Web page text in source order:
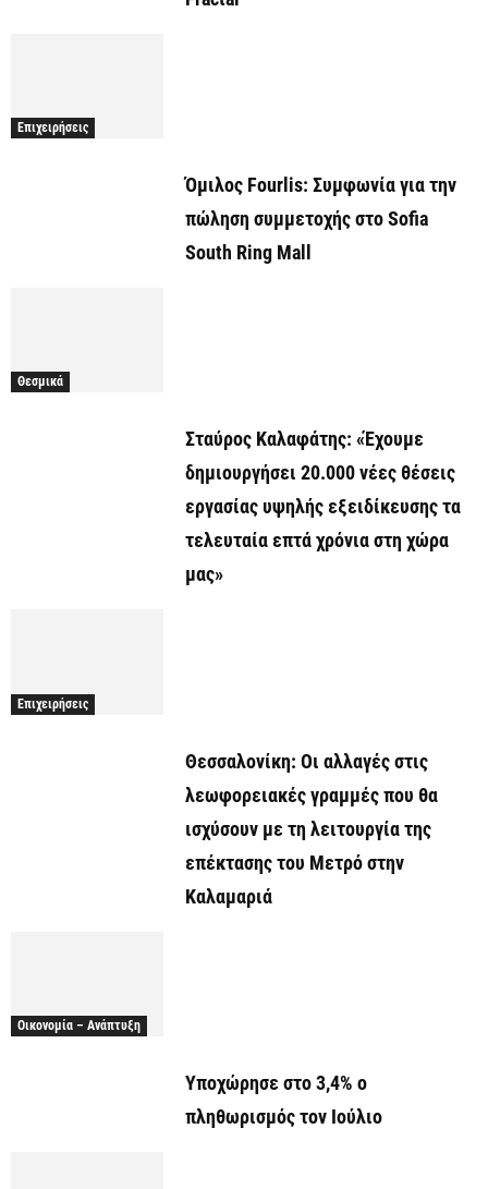
Επιχειρήσεις
Όμιλος Fourlis: Συμφωνία για την
πώληση συμμετοχής στο Sofia
South Ring Mall
Θεσμικά
Σταύρος Καλαφάτης: «Έχουμε
δημιουργήσει 20.000 νέες θέσεις
εργασίας υψηλής εξειδίκευσης τα
τελευταία επτά χρόνια στη χώρα
μας»
Επιχειρήσεις
Θεσσαλονίκη: Οι αλλαγές στις
λεωφορειακές γραμμές που θα
ισχύσουν με τη λειτουργία της
επέκτασης του Μετρό στην
Καλαμαριά
Οικονομία – Ανάπτυξη
Υποχώρησε στο 3,4% ο
πληθωρισμός τον Ιούλιο